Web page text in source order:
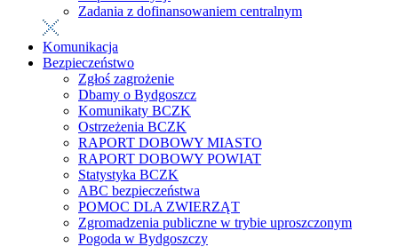
Zadania z dofinansowaniem centralnym
Komunikacja
Bezpieczeństwo
Zgłoś zagrożenie
Dbamy o Bydgoszcz
Komunikaty BCZK
Ostrzeżenia BCZK
RAPORT DOBOWY MIASTO
RAPORT DOBOWY POWIAT
Statystyka BCZK
ABC bezpieczeństwa
POMOC DLA ZWIERZĄT
Zgromadzenia publiczne w trybie uproszczonym
Pogoda w Bydgoszczy